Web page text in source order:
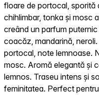
floare de portocal, sporită
chihlimbar, tonka și mosc
creând un parfum
coacăz, mandarină,
portocal, note lemnoase.
mosc. Aromă elegantă și
lemnos. Traseu intens și
feminitatea. Perfect